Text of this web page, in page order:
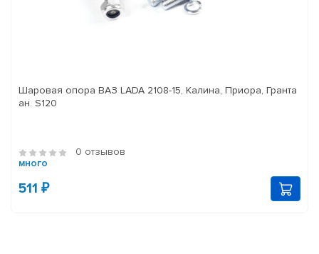
Шаровая опора ВАЗ LADA 2108-15, Калина, Приора, Гранта
ан. S120
0 отзывов
много
511 ₽